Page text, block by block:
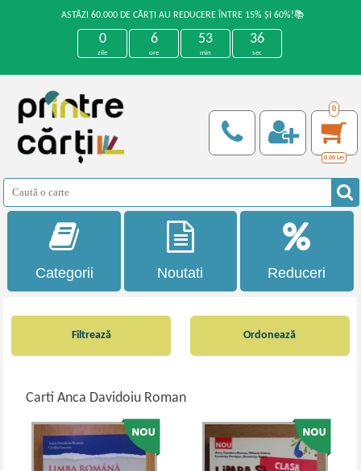
ASTĂZI 60.000 DE CĂRȚI AU REDUCERE ÎNTRE 15% ȘI 60%!📚
0
zile
6
ore
53
min
36
sec
0
0,00 Lei
Categorii Noutati Reduceri
Filtrează
Carti Anca Davidoiu Roman
Ordonează